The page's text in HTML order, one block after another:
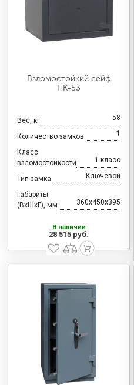
Взломостойкий сейф
ПК-53
Вес, кг 58
Количество замков 1
Класс
взломостойкости
1 класс
Тип замка Ключевой
Габариты
(ВхШхГ), мм
360x450x395
В наличии
28 515 руб.